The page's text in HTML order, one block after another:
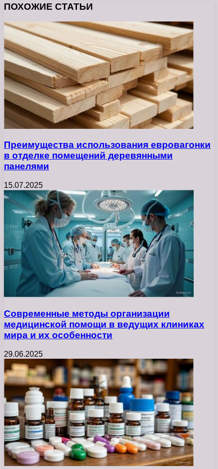
ПОХОЖИЕ СТАТЬИ
Преимущества использования евровагонки
в отделке помещений деревянными
панелями
15.07.2025
Современные методы организации
медицинской помощи в ведущих клиниках
мира и их особенности
29.06.2025